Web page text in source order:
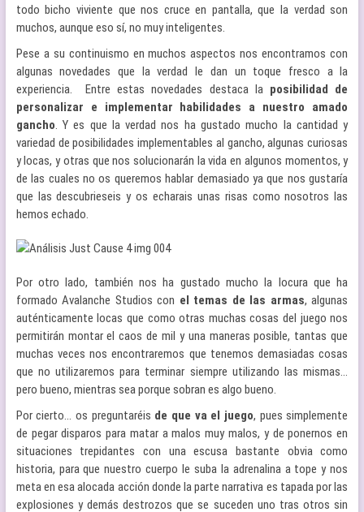
todo bicho viviente que nos cruce en pantalla, que la verdad son
muchos, aunque eso sí, no muy inteligentes.
Pese a su continuismo en muchos aspectos nos encontramos con
algunas novedades que la verdad le dan un toque fresco a la
experiencia. Entre estas novedades destaca la posibilidad de
personalizar e implementar habilidades a nuestro amado
gancho. Y es que la verdad nos ha gustado mucho la cantidad y
variedad de posibilidades implementables al gancho, algunas curiosas
y locas, y otras que nos solucionarán la vida en algunos momentos, y
de las cuales no os queremos hablar demasiado ya que nos gustaría
que las descubrieseis y os echarais unas risas como nosotros las
hemos echado.
Por otro lado, también nos ha gustado mucho la locura que ha
formado Avalanche Studios con el temas de las armas, algunas
auténticamente locas que como otras muchas cosas del juego nos
permitirán montar el caos de mil y una maneras posible, tantas que
muchas veces nos encontraremos que tenemos demasiadas cosas
que no utilizaremos para terminar siempre utilizando las mismas…
pero bueno, mientras sea porque sobran es algo bueno.
Por cierto… os preguntaréis de que va el juego, pues simplemente
de pegar disparos para matar a malos muy malos, y de ponernos en
situaciones trepidantes con una escusa bastante obvia como
historia, para que nuestro cuerpo le suba la adrenalina a tope y nos
meta en esa alocada acción donde la parte narrativa es tapada por las
explosiones y demás destrozos que se suceden uno tras otros sin